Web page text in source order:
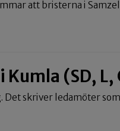
att bristerna i
(SD, L,
skriver ledamöter